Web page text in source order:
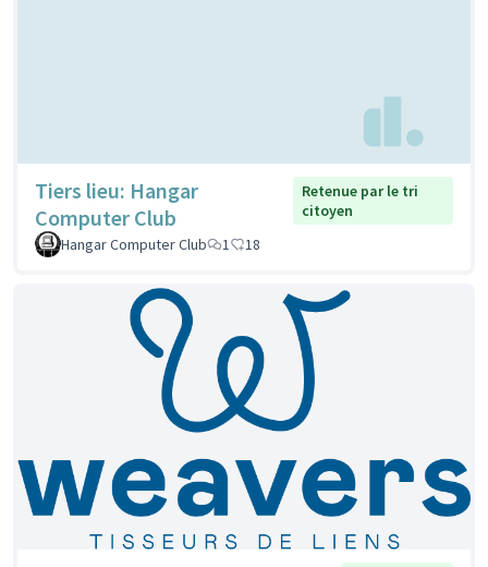
Tiers lieu: Hangar
Computer Club
Retenue par le tri
citoyen
Hangar Computer Club
1 18